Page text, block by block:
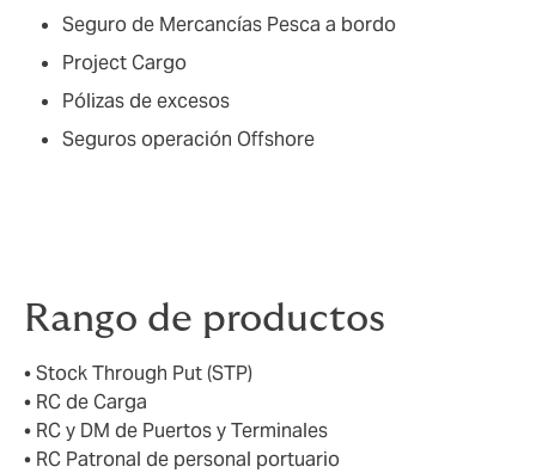
Seguro de Mercancías Pesca a bordo
Project Cargo
Pólizas de excesos
Seguros operación Offshore
Rango de productos
• Stock Through Put (STP)
• RC de Carga
• RC y DM de Puertos y Terminales
• RC Patronal de personal portuario